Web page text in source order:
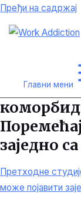
Пређи на садржај
Главни мени
заједно
Претходне
може појавити